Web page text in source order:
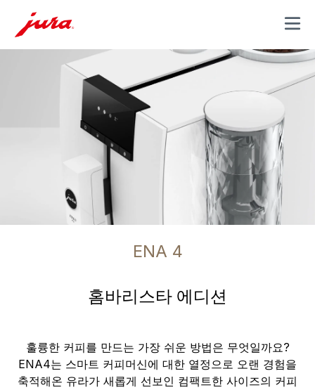
MENU
ENA 4
홈바리스타 에디션
훌륭한 커피를 만드는 가장 쉬운 방법은 무엇일까요?
ENA4는 스마트 커피머신에 대한 열정으로 오랜 경험을
축적해온 유라가 새롭게 선보인 컴팩트한 사이즈의 커피